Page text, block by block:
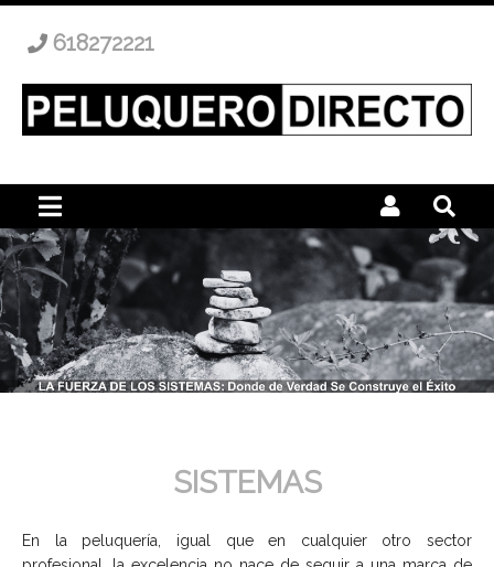
618272221
SISTEMAS
En la peluquería, igual que en cualquier otro sector